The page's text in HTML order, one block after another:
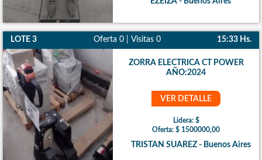
LOTE 3 Oferta 0 | Visitas 0 15:33 Hs.
ZORRA ELECTRICA CT POWER
AÑO:2024
VER DETALLE
Lidera: $
Oferta: $ 1500000,00
TRISTAN SUAREZ - Buenos Aires